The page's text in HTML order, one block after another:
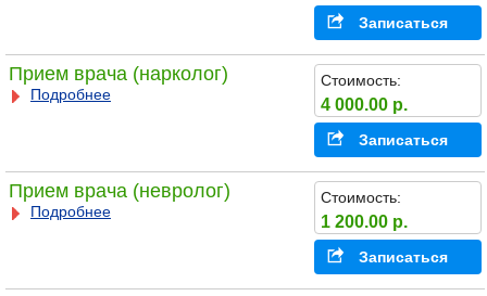
Записаться
Прием врача (нарколог)
Подробнее
Стоимость:
4 000.00 р.
Записаться
Прием врача (невролог)
Подробнее
Стоимость:
1 200.00 р.
Записаться